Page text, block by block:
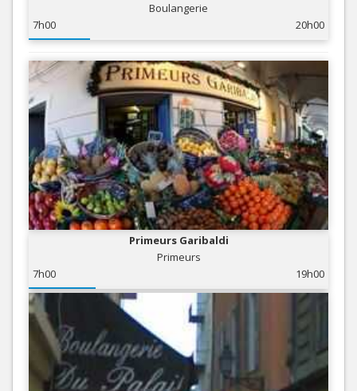
Boulangerie
7h00
20h00
Primeurs Garibaldi
Primeurs
7h00
19h00